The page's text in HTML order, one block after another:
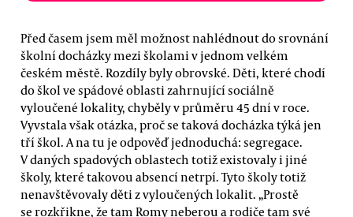
Před časem jsem měl možnost nahlédnout do srovnání
školní docházky mezi školami v jednom velkém
českém městě. Rozdíly byly obrovské. Děti, které chodí
do škol ve spádové oblasti zahrnující sociálně
vyloučené lokality, chyběly v průměru 45 dní v roce.
Vyvstala však otázka, proč se taková docházka týká jen
tří škol. A na tu je odpověď jednoduchá: segregace.
V daných spadových oblastech totiž existovaly i jiné
školy, které takovou absencí netrpí. Tyto školy totiž
nenavštěvovaly děti z vyloučených lokalit. „Prostě
se rozkřikne, že tam Romy neberou a rodiče tam své